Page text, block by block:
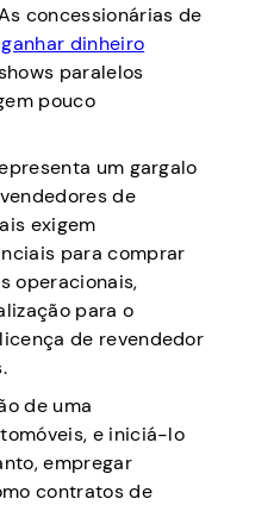
concessionárias de
ganhar dinheiro
paralelos
pouco
um gargalo
de
exigem
para comprar
operacionais,
para o
de revendedor
de uma
e iniciá-lo
empregar
contratos de